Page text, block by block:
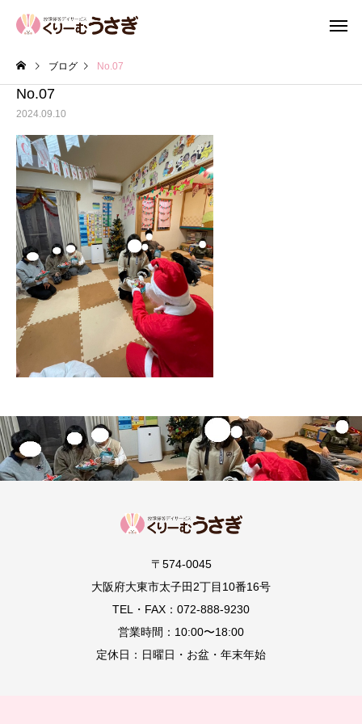
ブログ No.07
No.07
2024.09.10
〒574-0045
大阪府大東市太子田2丁目10番16号
TEL・FAX：072-888-9230
営業時間：10:00〜18:00
定休日：日曜日・お盆・年末年始